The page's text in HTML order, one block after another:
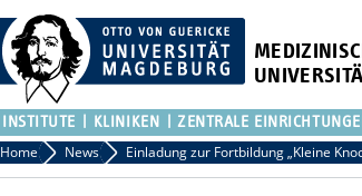
INSTITUTE KLINIKEN ZENTRALE
Home News